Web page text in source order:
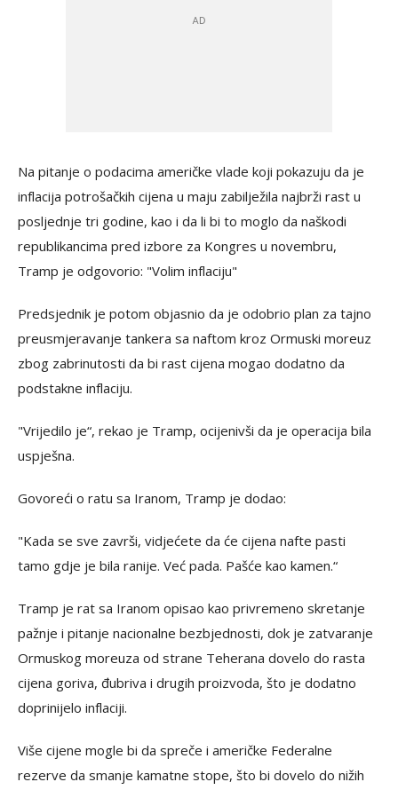
Na pitanje o podacima američke vlade koji pokazuju da je
inflacija potrošačkih cijena u maju zabilježila najbrži rast u
posljednje tri godine, kao i da li bi to moglo da naškodi
republikancima pred izbore za Kongres u novembru,
Tramp je odgovorio: "Volim inflaciju"
Predsjednik je potom objasnio da je odobrio plan za tajno
preusmjeravanje tankera sa naftom kroz Ormuski moreuz
zbog zabrinutosti da bi rast cijena mogao dodatno da
podstakne inflaciju.
"Vrijedilo je“, rekao je Tramp, ocijenivši da je operacija bila
uspješna.
Govoreći o ratu sa Iranom, Tramp je dodao:
"Kada se sve završi, vidjećete da će cijena nafte pasti
tamo gdje je bila ranije. Već pada. Pašće kao kamen.“
Tramp je rat sa Iranom opisao kao privremeno skretanje
pažnje i pitanje nacionalne bezbjednosti, dok je zatvaranje
Ormuskog moreuza od strane Teherana dovelo do rasta
cijena goriva, đubriva i drugih proizvoda, što je dodatno
doprinijelo inflaciji.
Više cijene mogle bi da spreče i američke Federalne
rezerve da smanje kamatne stope, što bi dovelo do nižih